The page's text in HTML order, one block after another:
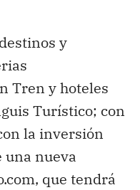
y
Tren y hoteles
Turístico; con
la inversión
una nueva
que tendrá